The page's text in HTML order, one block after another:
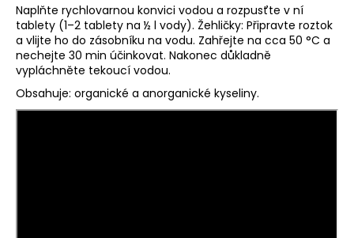
Naplňte rychlovarnou konvici vodou a rozpusťte v ní
tablety (1–2 tablety na ½ l vody). Žehličky: Připravte roztok
a vlijte ho do zásobníku na vodu. Zahřejte na cca 50 °C a
nechejte 30 min účinkovat. Nakonec důkladně
vypláchněte tekoucí vodou.
Obsahuje: organické a anorganické kyseliny.
HLEDAT